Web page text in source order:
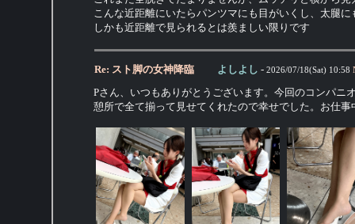
こんな近距離にいたらパンツマにも目がいくし、太腿
しかも近距離で見られるとは羨ましい限りです
Re: スト脚の女神降臨 よしよし - 2026/07/18(Sat) 10:58
Pさん、いつもありがとうございます。今回のコンパニ
憩所で全て揃って見せてくれたので幸せでした。お仕事